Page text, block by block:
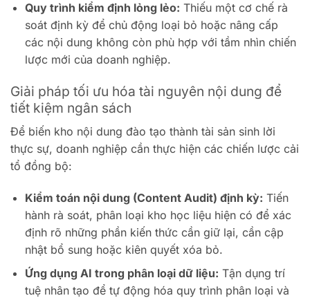
Quy trình kiểm định lỏng lẻo: Thiếu một cơ chế rà
soát định kỳ để chủ động loại bỏ hoặc nâng cấp
các nội dung không còn phù hợp với tầm nhìn chiến
lược mới của doanh nghiệp.
Giải pháp tối ưu hóa tài nguyên nội dung để
tiết kiệm ngân sách
Để biến kho nội dung đào tạo thành tài sản sinh lời
thực sự, doanh nghiệp cần thực hiện các chiến lược cải
tổ đồng bộ:
Kiểm toán nội dung (Content Audit) định kỳ: Tiến
hành rà soát, phân loại kho học liệu hiện có để xác
định rõ những phần kiến thức cần giữ lại, cần cập
nhật bổ sung hoặc kiên quyết xóa bỏ.
Ứng dụng AI trong phân loại dữ liệu: Tận dụng trí
tuệ nhân tạo để tự động hóa quy trình phân loại và